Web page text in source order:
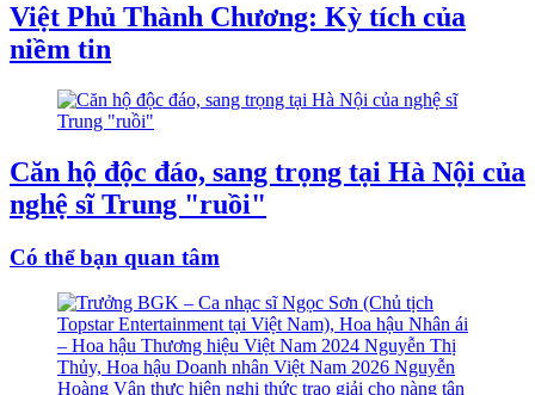
Việt Phủ Thành Chương: Kỳ tích của
niềm tin
Căn hộ độc đáo, sang trọng tại Hà Nội của
nghệ sĩ Trung "ruồi"
Có thể bạn quan tâm